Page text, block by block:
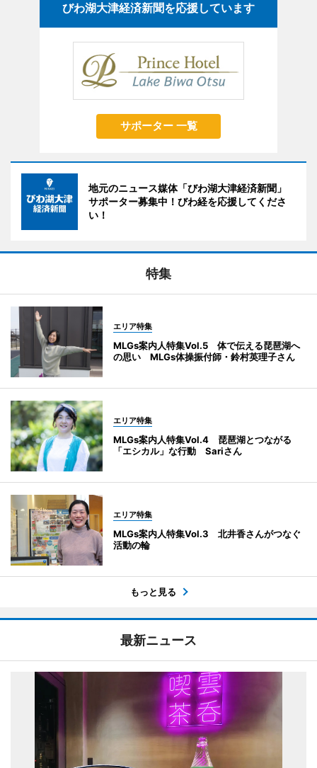
びわ湖大津経済新聞を応援しています
サポーター 一覧
地元のニュース媒体「びわ湖大津経済新聞」
サポーター募集中！びわ経を応援してくださ
い！
特集
エリア特集
MLGs案内人特集Vol.5 体で伝える琵琶湖へ
の思い MLGs体操振付師・鈴村英理子さん
エリア特集
MLGs案内人特集Vol.4 琵琶湖とつながる
「エシカル」な行動 Sariさん
エリア特集
MLGs案内人特集Vol.3 北井香さんがつなぐ
活動の輪
もっと見る
最新ニュース